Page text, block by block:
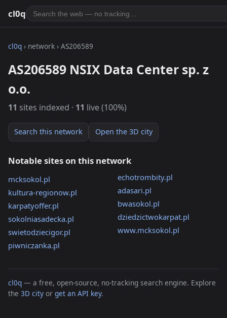
cl0q
cl0q › network › AS206589
AS206589 NSIX Data Center sp. z
o.o.
11 sites indexed · 11 live (100%)
Search this network Open the 3D city
Notable sites on this network
mcksokol.pl
kultura-regionow.pl
karpatyoffer.pl
sokolniasadecka.pl
swietodziecigor.pl
piwniczanka.pl
echotrombity.pl
adasari.pl
bwasokol.pl
dziedzictwokarpat.pl
www.mcksokol.pl
cl0q — a free, open-source, no-tracking search engine. Explore
the 3D city or get an API key.